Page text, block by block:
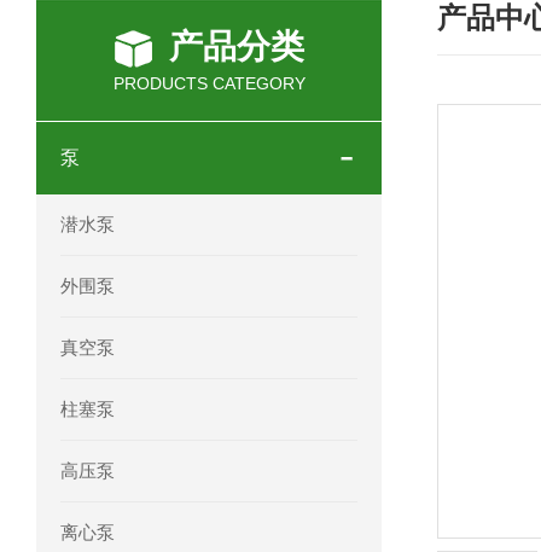
OEMER三相同步电机MTES 132SB/2
OEMER三相同步电机MTES 160MA/2
OEMER电机QLS 180M环保农业领域
产品分类
PRODUCTS CATEGORY
泵
潜水泵
外围泵
真空泵
柱塞泵
高压泵
离心泵
产品中